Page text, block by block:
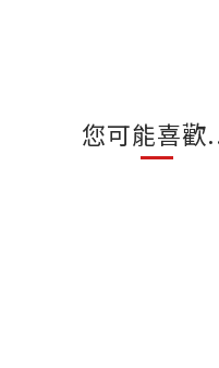
您可能喜歡